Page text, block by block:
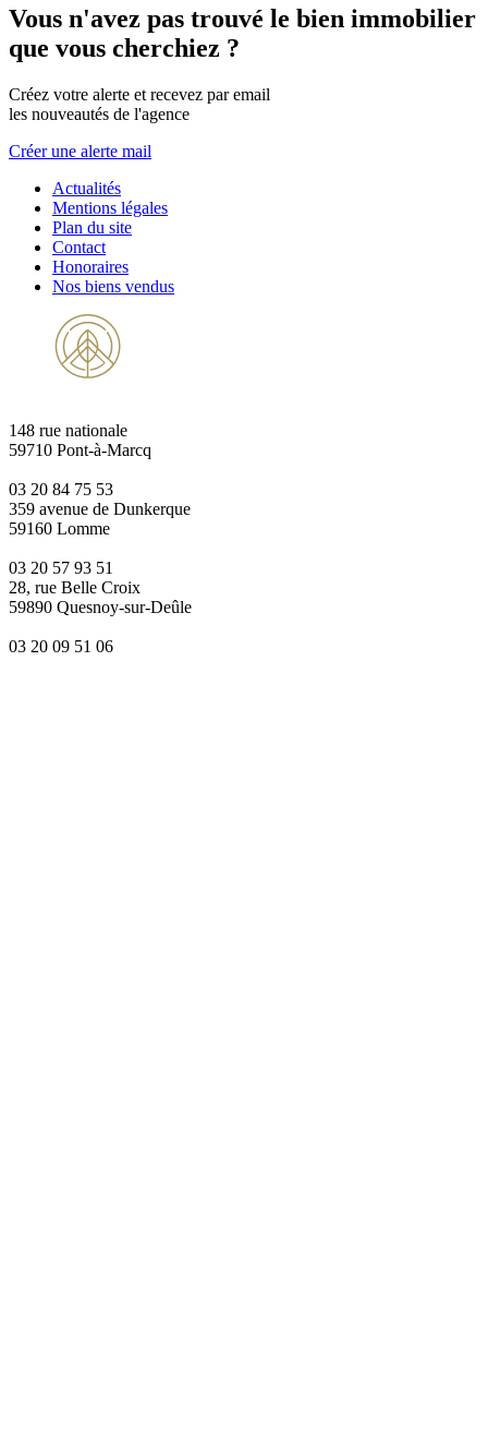
Vous n'avez pas trouvé le bien immobilier
que vous cherchiez ?
Créez votre alerte et recevez par email
les nouveautés de l'agence
Créer une alerte mail
Actualités
Mentions légales
Plan du site
Contact
Honoraires
Nos biens vendus
148 rue nationale
59710 Pont-à-Marcq
03 20 84 75 53
359 avenue de Dunkerque
59160 Lomme
03 20 57 93 51
28, rue Belle Croix
59890 Quesnoy-sur-Deûle
03 20 09 51 06